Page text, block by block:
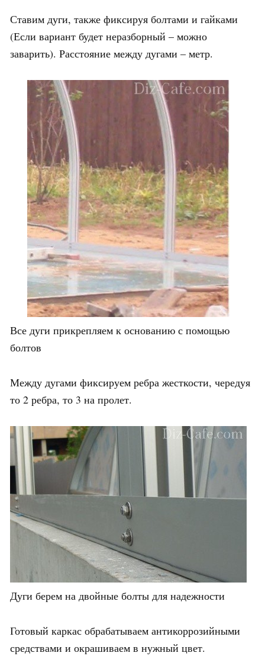
Ставим дуги, также фиксируя болтами и гайками
(Если вариант будет неразборный – можно
заварить). Расстояние между дугами – метр.
Все дуги прикрепляем к основанию с помощью
болтов
Между дугами фиксируем ребра жесткости, чередуя
то 2 ребра, то 3 на пролет.
Дуги берем на двойные болты для надежности
Готовый каркас обрабатываем антикоррозийными
средствами и окрашиваем в нужный цвет.